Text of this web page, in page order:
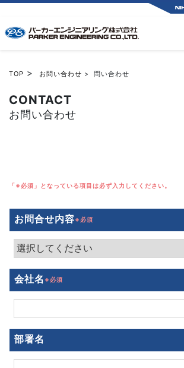
TOP > お問い合わせ > 問い合わせ
CONTACT
お問い合わせ
お問合せ内容
会社名
部署名